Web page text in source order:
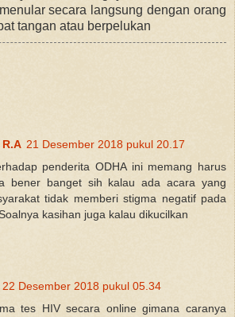
secara langsung dengan orang
tangan atau berpelukan
21 Desember 2018 pukul 20.17
penderita ODHA ini memang harus
bener banget sih kalau ada acara yang
tidak memberi stigma negatif pada
kasihan juga kalau dikucilkan
22 Desember 2018 pukul 05.34
tes HIV secara online gimana caranya